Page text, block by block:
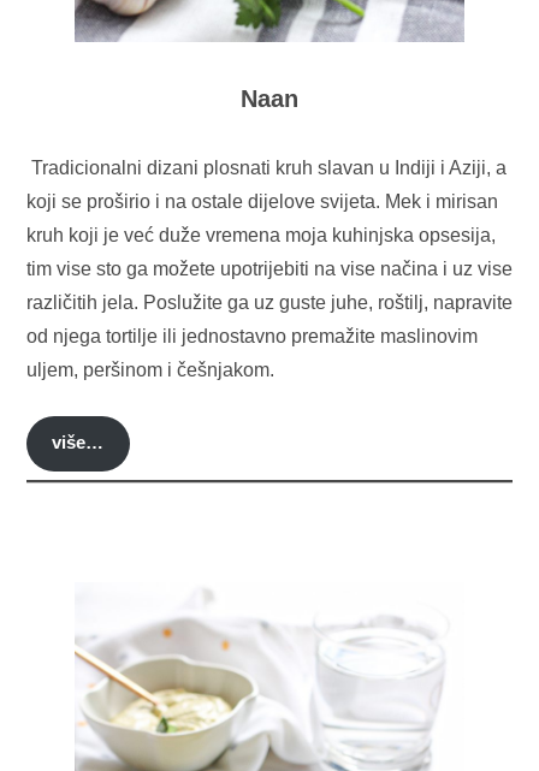
Naan
Tradicionalni dizani plosnati kruh slavan u Indiji i Aziji, a
koji se proširio i na ostale dijelove svijeta. Mek i mirisan
kruh koji je već duže vremena moja kuhinjska opsesija,
tim vise sto ga možete upotrijebiti na vise načina i uz vise
različitih jela. Poslužite ga uz guste juhe, roštilj, napravite
od njega tortilje ili jednostavno premažite maslinovim
uljem, peršinom i češnjakom.
više…